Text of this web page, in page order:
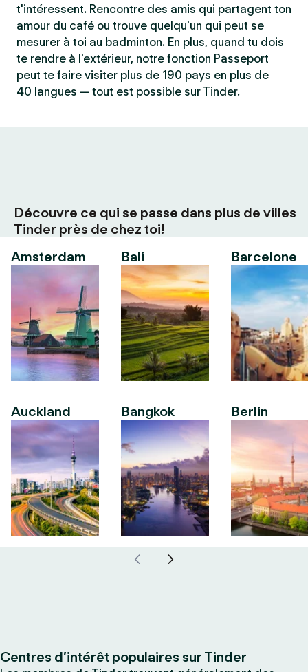
t'intéressent. Rencontre des amis qui partagent ton
amour du café ou trouve quelqu'un qui peut se
mesurer à toi au badminton. En plus, quand tu dois
te rendre à l'extérieur, notre fonction Passeport
peut te faire visiter plus de 190 pays en plus de
40 langues — tout est possible sur Tinder.
Découvre ce qui se passe dans plus de villes
Tinder près de chez toi!
Amsterdam
Auckland
Bali
Bangkok
Barcelone
Berlin
Centres d’intérêt populaires sur Tinder